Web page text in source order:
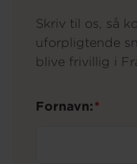
Skriv til os, så
uforpligtende
blive frivillig i
Fornavn: